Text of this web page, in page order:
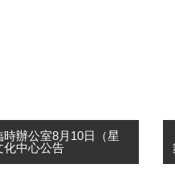
辦公室8月10日（星
化中心公告